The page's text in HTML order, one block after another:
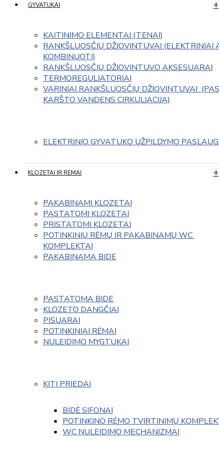
GYVATUKAI
KAITINIMO ELEMENTAI (TENAI)
RANKŠLUOSČIŲ DŽIOVINTUVAI (ELEKTRINIAI
KOMBINUOTI)
RANKŠLUOSČIŲ DŽIOVINTUVO AKSESUARAI
TERMOREGULIATORIAI
VARINIAI RANKŠLUOSČIŲ DŽIOVINTUVAI
KARŠTO VANDENS CIRKULIACIJA)
ELEKTRINIO GYVATUKO UŽPILDYMO
KLOZETAI IR RĖMAI
PAKABINAMI KLOZETAI
PASTATOMI KLOZETAI
PRISTATOMI KLOZETAI
POTINKINIŲ RĖMŲ IR PAKABINAMŲ WC
KOMPLEKTAI
PAKABINAMA BIDE
PASTATOMA BIDE
KLOZETO DANGČIAI
PISUARAI
POTINKINIAI RĖMAI
NULEIDIMO MYGTUKAI
KITI PRIEDAI
BIDĖ SIFONAI
POTINKINO RĖMO TVIRTINIMŲ
WC NULEIDIMO MECHANIZMAI